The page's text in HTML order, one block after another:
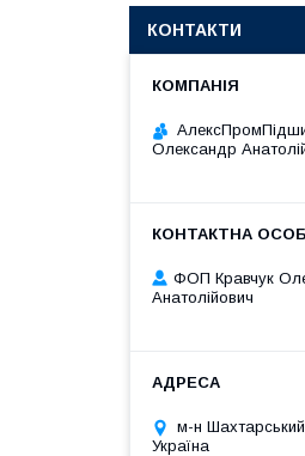
КОНТАКТИ
Олександр
ФОП Кравчук
Анатолійович
м-н
Україна